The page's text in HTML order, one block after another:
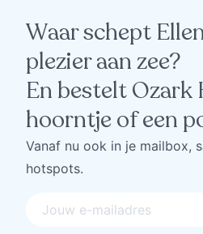
Waar schept
plezier aan zee?
En bestelt Ozark
hoorntje of een
Vanaf nu ook in je mailbox,
hotspots.